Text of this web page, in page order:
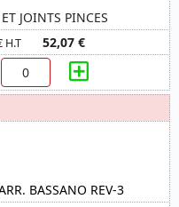
JOINTS PINCES
H.T 52,07 €
BASSANO REV-3